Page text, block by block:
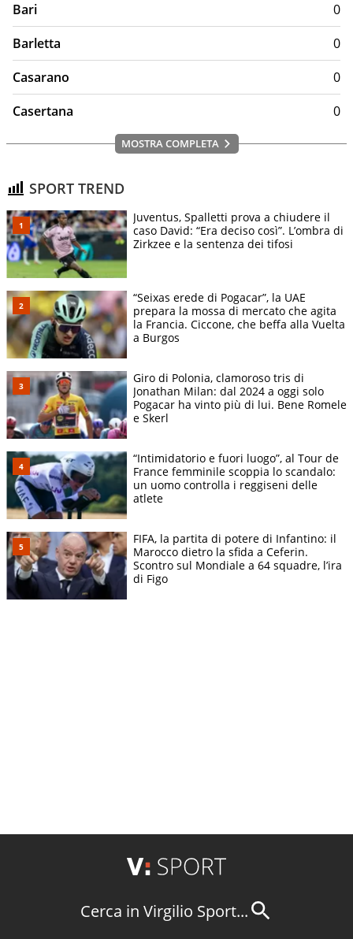
Bari
0
Barletta
0
Casarano
0
Casertana
0
MOSTRA COMPLETA
SPORT TREND
Juventus, Spalletti prova a chiudere il
caso David: “Era deciso così”. L’ombra di
Zirkzee e la sentenza dei tifosi
“Seixas erede di Pogacar”, la UAE
prepara la mossa di mercato che agita
la Francia. Ciccone, che beffa alla Vuelta
a Burgos
Giro di Polonia, clamoroso tris di
Jonathan Milan: dal 2024 a oggi solo
Pogacar ha vinto più di lui. Bene Romele
e Skerl
“Intimidatorio e fuori luogo”, al Tour de
France femminile scoppia lo scandalo:
un uomo controlla i reggiseni delle
atlete
FIFA, la partita di potere di Infantino: il
Marocco dietro la sfida a Ceferin.
Scontro sul Mondiale a 64 squadre, l’ira
di Figo
Cerca in Virgilio Sport...